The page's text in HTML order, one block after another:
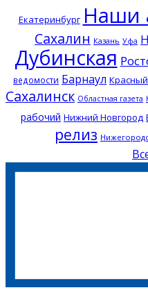
Екатеринбург Наши
Сахалин Казань Уфа
Дубинская
ведомости Барнаул
Сахалинск Областная газета
рабочий Нижний Новгород
релиз